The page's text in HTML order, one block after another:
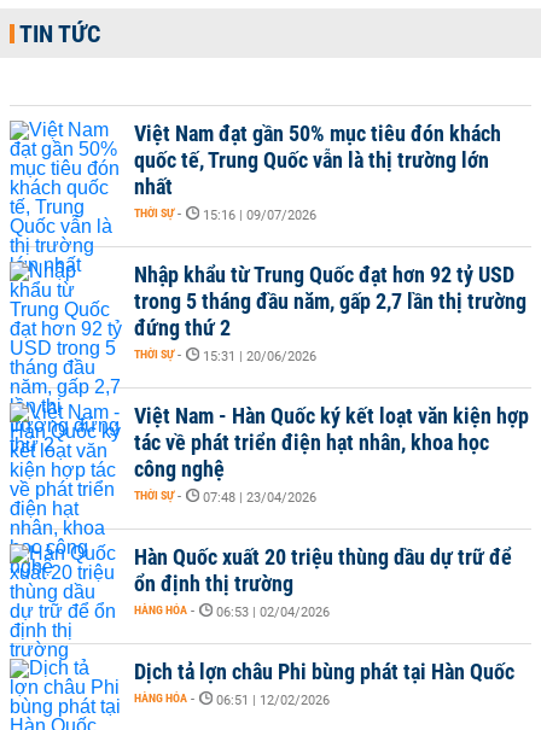
TIN TỨC
Việt Nam đạt gần 50% mục tiêu đón khách
quốc tế, Trung Quốc vẫn là thị trường lớn
nhất
THỜI SỰ - 15:16 | 09/07/2026
Nhập khẩu từ Trung Quốc đạt hơn 92 tỷ USD
trong 5 tháng đầu năm, gấp 2,7 lần thị trường
đứng thứ 2
THỜI SỰ - 15:31 | 20/06/2026
Việt Nam - Hàn Quốc ký kết loạt văn kiện hợp
tác về phát triển điện hạt nhân, khoa học
công nghệ
THỜI SỰ - 07:48 | 23/04/2026
Hàn Quốc xuất 20 triệu thùng dầu dự trữ để
ổn định thị trường
HÀNG HÓA - 06:53 | 02/04/2026
Dịch tả lợn châu Phi bùng phát tại Hàn Quốc
HÀNG HÓA - 06:51 | 12/02/2026